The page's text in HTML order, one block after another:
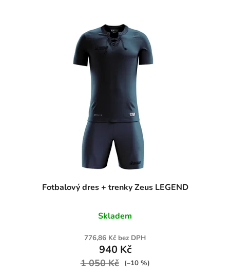
Fotbalový dres + trenky Zeus LEGEND
Skladem
776,86 Kč bez DPH
940 Kč
1 050 Kč (–10 %)